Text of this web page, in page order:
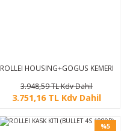
ROLLEI HOUSING+GOGUS KEMERI
(BULLET 4S 1080P)
3.948,59 TL Kdv Dahil
3.751,16 TL Kdv Dahil
%5